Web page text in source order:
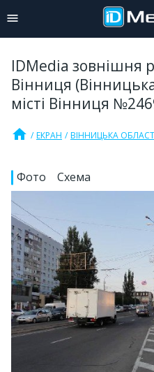
IDMedia зовнішня
Вінниця
місті Вінниця
home ЕКРАН ВІННИЦЬКА
Фото Схема